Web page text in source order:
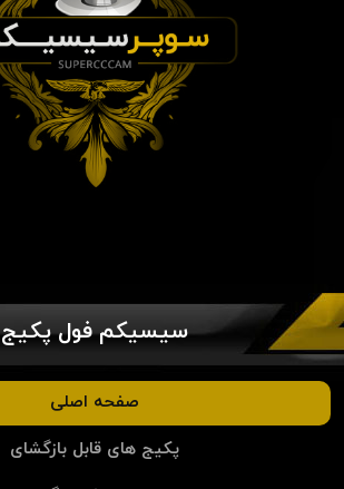
سیسیکم فول پکیج
صفحه اصلی
پکیج های قابل بازگشای